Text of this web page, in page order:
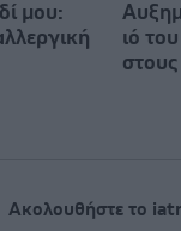
μου:
ιό
στους
Ακολουθήστε το